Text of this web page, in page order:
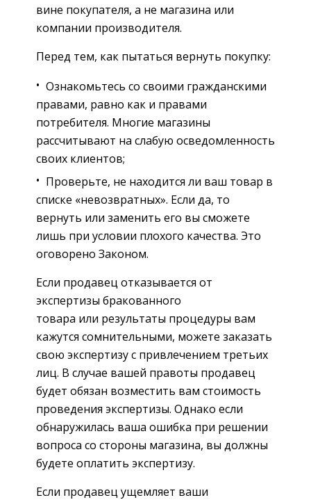
вине покупателя, а не магазина или
компании производителя.
Перед тем, как пытаться вернуть покупку:
Ознакомьтесь со своими гражданскими
правами, равно как и правами
потребителя. Многие магазины
рассчитывают на слабую осведомленность
своих клиентов;
Проверьте, не находится ли ваш товар в
списке «невозвратных». Если да, то
вернуть или заменить его вы сможете
лишь при условии плохого качества. Это
оговорено Законом.
Если продавец отказывается от
экспертизы бракованного
товара или результаты процедуры вам
кажутся сомнительными, можете заказать
свою экспертизу с привлечением третьих
лиц. В случае вашей правоты продавец
будет обязан возместить вам стоимость
проведения экспертизы. Однако если
обнаружилась ваша ошибка при решении
вопроса со стороны магазина, вы должны
будете оплатить экспертизу.
Если продавец ущемляет ваши